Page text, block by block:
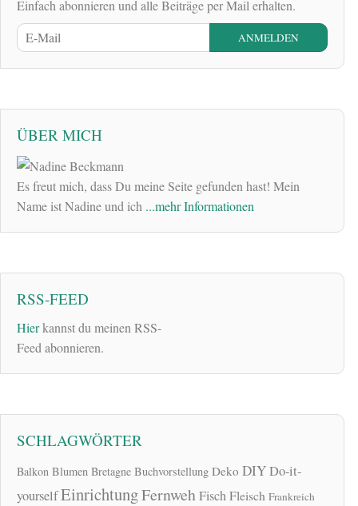
Einfach abonnieren und alle Beiträge per Mail erhalten.
ÜBER MICH
Es freut mich, dass Du meine Seite gefunden hast! Mein
Name ist Nadine und ich ...mehr Informationen
RSS-FEED
Hierkannst du meinen RSS-
Feed abonnieren.
SCHLAGWÖRTER
Balkon Blumen Bretagne Buchvorstellung Deko DIYDo-it-
yourselfEinrichtungFernwehFischFleisch Frankreich